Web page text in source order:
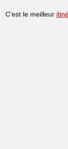
C'est le meilleur